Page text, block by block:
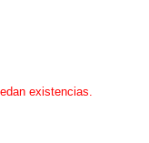
existencias.